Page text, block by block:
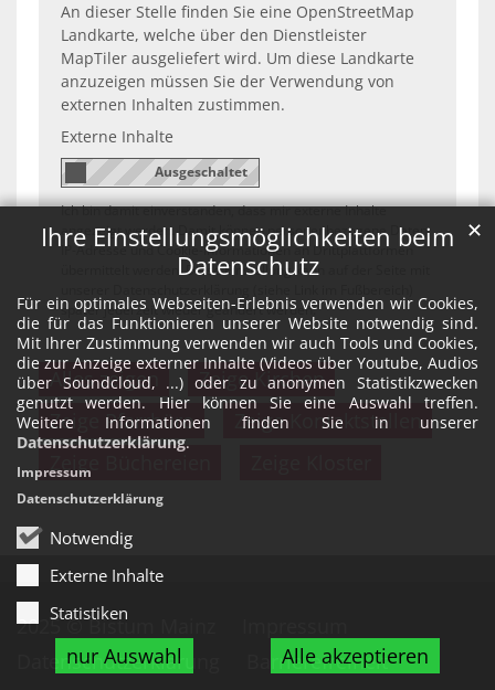
Ihre Einstellungsmöglichkeiten beim
Datenschutz
Für ein optimales Webseiten-Erlebnis verwenden wir Cookies,
die für das Funktionieren unserer Website notwendig sind.
Mit Ihrer Zustimmung verwenden wir auch Tools und Cookies,
die zur Anzeige externer Inhalte (Videos über Youtube, Audios
über Soundcloud, ...) oder zu anonymen Statistikzwecken
genutzt werden. Hier können Sie eine Auswahl treffen.
Weitere Informationen finden Sie in unserer
Datenschutzerklärung.
Notwendig
Externe Inhalte
Statistiken
nur Auswahl Alle akzeptieren
✕
Impressum
Datenschutzerklärung
An dieser Stelle finden Sie eine OpenStreetMap
Landkarte, welche über den Dienstleister
MapTiler ausgeliefert wird. Um diese Landkarte
anzuzeigen müssen Sie der Verwendung von
externen Inhalten zustimmen.
Externe Inhalte
Ich bin damit einverstanden, dass mir externe Inhalte
angezeigt werden. Damit können personenbezogene Daten,
IP-Adresse und Cookie-Informationen an Drittplattformen
übermittelt werden. Diese Einstellung kann auf der Seite mit
später jederzeit wieder geändert werden.
Alles zeigen
Zeige Kirchen
Zeige Pfarrbüro
Zeige Kontaktstellen
2025 © Bistum Mainz
Datenschutzerklärung
Barrierefreiheit